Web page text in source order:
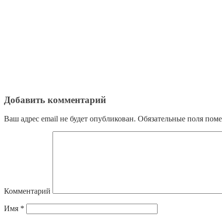
Добавить комментарий
Ваш адрес email не будет опубликован. Обязательные поля
Комментарий
Имя *